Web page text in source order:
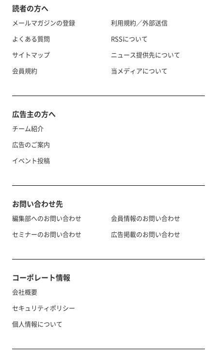
読者の方へ
メールマガジンの登録
よくある質問
サイトマップ
会員規約
利用規約／外部送信
RSSについて
ニュース提供先について
当メディアについて
広告主の方へ
チーム紹介
広告のご案内
イベント投稿
お問い合わせ先
編集部へのお問い合わせ
セミナーのお問い合わせ
会員情報のお問い合わせ
広告掲載のお問い合わせ
コーポレート情報
会社概要
セキュリティポリシー
個人情報について